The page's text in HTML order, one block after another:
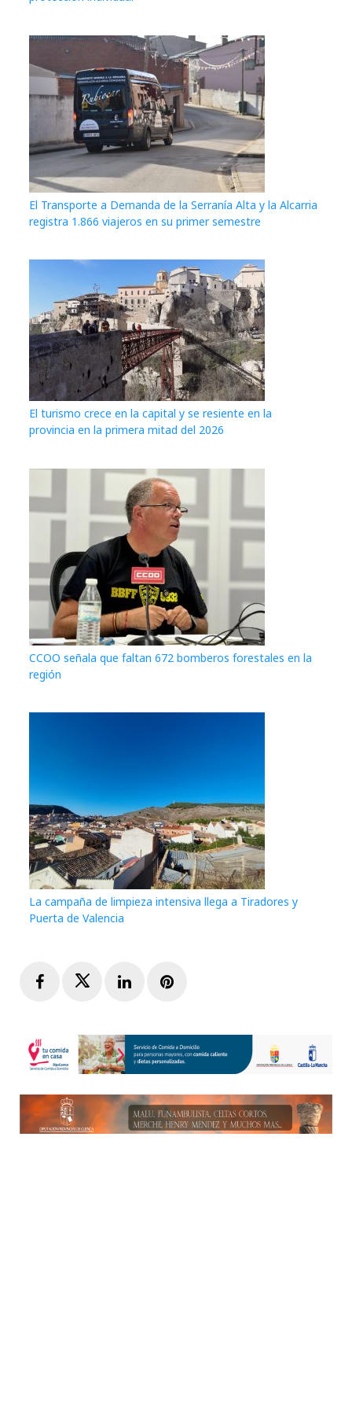
El Transporte a Demanda de la Serranía Alta y la Alcarria
registra 1.866 viajeros en su primer semestre
El turismo crece en la capital y se resiente en la
provincia en la primera mitad del 2026
CCOO señala que faltan 672 bomberos forestales en la
región
La campaña de limpieza intensiva llega a Tiradores y
Puerta de Valencia
FacebookTwitterLinkedInPinterest